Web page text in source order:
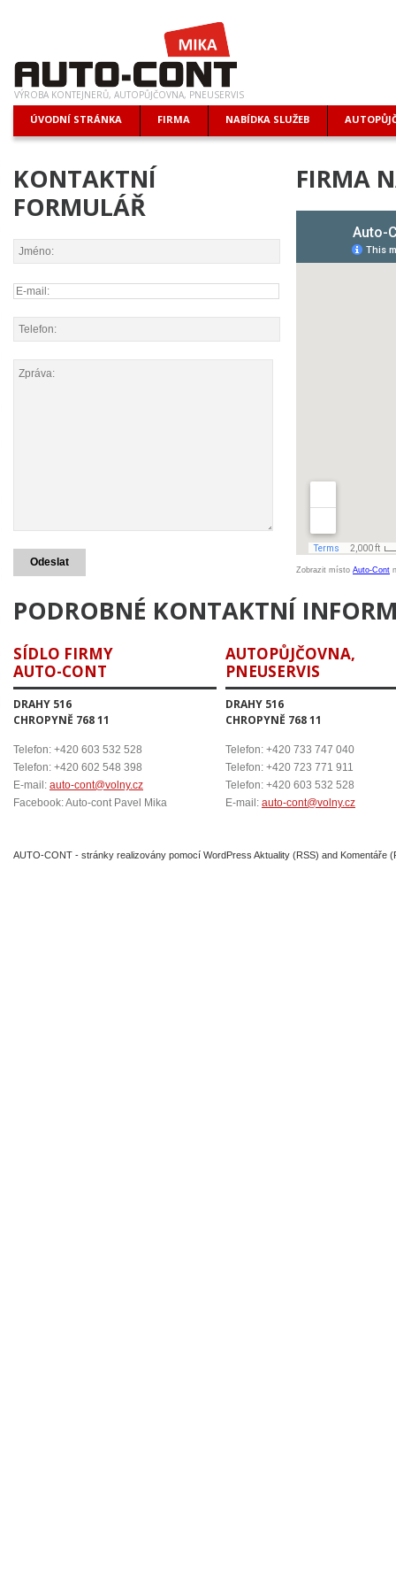
VÝROBA KONTEJNERŮ, AUTOPŮJČOVNA, PNEUSERVIS
ÚVODNÍ STRÁNKA FIRMA NABÍDKA SLUŽEB
KONTAKTNÍ
FORMULÁŘ
FIRMA
Zobrazit místo Auto-Cont
PODROBNÉ KONTAKTNÍ
SÍDLO FIRMY
AUTO-CONT
DRAHY 516
CHROPYNĚ 768 11
Telefon: +420 603 532 528
Telefon: +420 602 548 398
E-mail: auto-cont@volny.cz
Facebook: Auto-cont Pavel Mika
AUTOPŮJČOVNA,
PNEUSERVIS
DRAHY 516
CHROPYNĚ 768 11
Telefon: +420 733 747 040
Telefon: +420 723 771 911
Telefon: +420 603 532 528
E-mail: auto-cont@volny.cz
AUTO-CONT - stránky realizovány pomocí WordPress Aktuality (RSS) and Komentáře